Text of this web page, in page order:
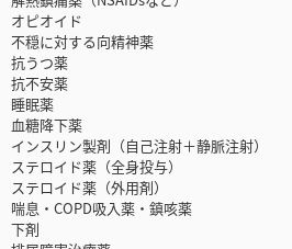
オピオイド
不穏に対する向精神薬
抗うつ薬
抗不安薬
睡眠薬
血糖降下薬
インスリン製剤（自己注射＋静脈注射）
ステロイド薬（全身投与）
ステロイド薬（外用剤）
喘息・COPD吸入薬・鎮咳薬
下剤